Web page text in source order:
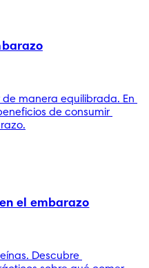
manera equilibrada. En
de consumir
el embarazo
Descubre